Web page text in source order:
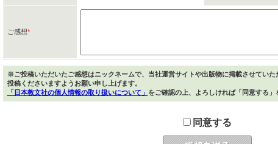
ご感想*
※ご投稿いただいたご感想はニックネームで、当社運営サイトや出版物に掲載させてい
投稿くださいますようお願い申し上げます。
「日本教文社の個人情報の取り扱いについて」 をご確認の上、よろしければ「同意する」
同意する